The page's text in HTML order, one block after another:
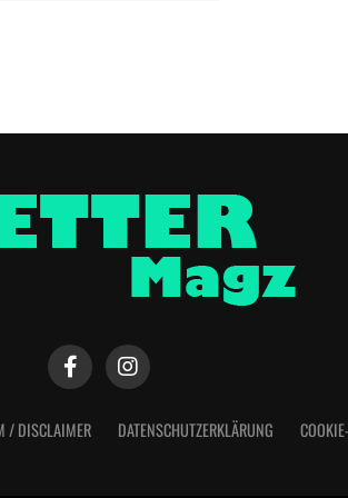
/ DISCLAIMER DATENSCHUTZERKLÄRUNG